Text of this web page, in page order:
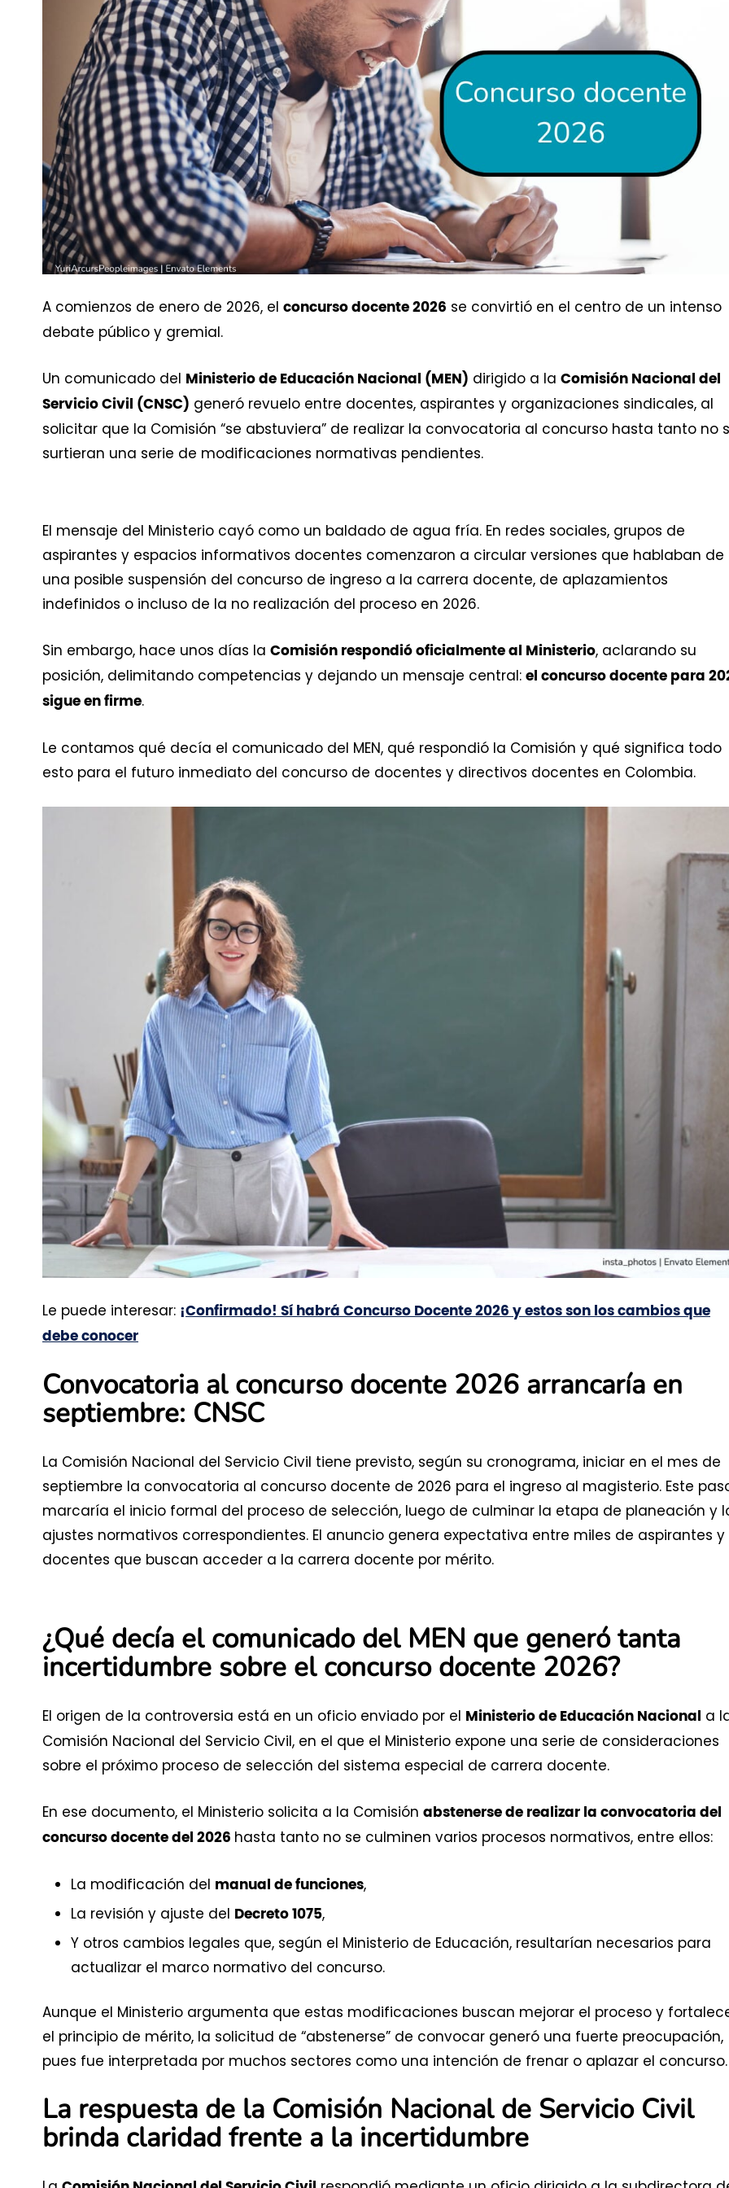
A comienzos de enero de 2026, el concurso docente 2026 se convirtió en el centro de un intenso
debate público y gremial.
Un comunicado del Ministerio de Educación Nacional (MEN) dirigido a la Comisión Nacional del
Servicio Civil (CNSC) generó revuelo entre docentes, aspirantes y organizaciones sindicales, al
solicitar que la Comisión “se abstuviera” de realizar la convocatoria al concurso hasta tanto no
surtieran una serie de modificaciones normativas pendientes.
El mensaje del Ministerio cayó como un baldado de agua fría. En redes sociales, grupos de
aspirantes y espacios informativos docentes comenzaron a circular versiones que hablaban de
una posible suspensión del concurso de ingreso a la carrera docente, de aplazamientos
indefinidos o incluso de la no realización del proceso en 2026.
Sin embargo, hace unos días la Comisión respondió oficialmente al Ministerio, aclarando su
posición, delimitando competencias y dejando un mensaje central: el concurso docente para
sigue en firme.
Le contamos qué decía el comunicado del MEN, qué respondió la Comisión y qué significa todo
esto para el futuro inmediato del concurso de docentes y directivos docentes en Colombia.
Le puede interesar: ¡Confirmado! Sí habrá Concurso Docente 2026 y estos son los cambios que
debe conocer
Convocatoria al concurso docente 2026 arrancaría en
septiembre: CNSC
La Comisión Nacional del Servicio Civil tiene previsto, según su cronograma, iniciar en el mes de
septiembre la convocatoria al concurso docente de 2026 para el ingreso al magisterio. Este
marcaría el inicio formal del proceso de selección, luego de culminar la etapa de planeación y
ajustes normativos correspondientes. El anuncio genera expectativa entre miles de aspirantes y
docentes que buscan acceder a la carrera docente por mérito.
¿Qué decía el comunicado del MEN que generó tanta
incertidumbre sobre el concurso docente 2026?
El origen de la controversia está en un oficio enviado por el Ministerio de Educación Nacional
a
Comisión Nacional del Servicio Civil, en el que el Ministerio expone una serie de consideraciones
sobre el próximo proceso de selección del sistema especial de carrera docente.
En ese documento, el Ministerio solicita a la Comisión abstenerse de realizar la convocatoria del
concurso docente del 2026 hasta tanto no se culminen varios procesos normativos, entre ellos:
La modificación del manual de funciones,
La revisión y ajuste del Decreto 1075,
Y otros cambios legales que, según el Ministerio de Educación, resultarían necesarios para
actualizar el marco normativo del concurso.
Aunque el Ministerio argumenta que estas modificaciones buscan mejorar el proceso y
el principio de mérito, la solicitud de “abstenerse” de convocar generó una fuerte preocupación,
pues fue interpretada por muchos sectores como una intención de frenar o aplazar el concurso.
La respuesta de la Comisión Nacional de Servicio Civil
brinda claridad frente a la incertidumbre